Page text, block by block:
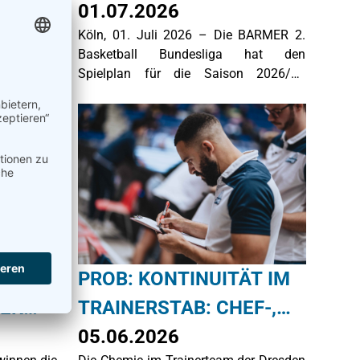
BUNDESLIGA
VERÖFFENTLICHT
01.07.2026
Köln, 01. Juli 2026 – Die BARMER 2.
Basketball Bundesliga hat den
Spielplan für die Saison 2026/27
ProA und ProB stehen insgesamt 698
Spiele auf dem
Programm. Gegenüber der Vorsaison
erhöht sich die Gesamtzahl der Partien
durch das auf 15 Mannschaften
erweiterte Teilnehmerfeld in der ProB
Süd. Alle Begegnungen werden live bei
SportEurope.TV übertragen.
PROB: KONTINUITÄT IM
TRAINERSTAB: CHEF-,
ASSISTENZ- UND
05.06.2026